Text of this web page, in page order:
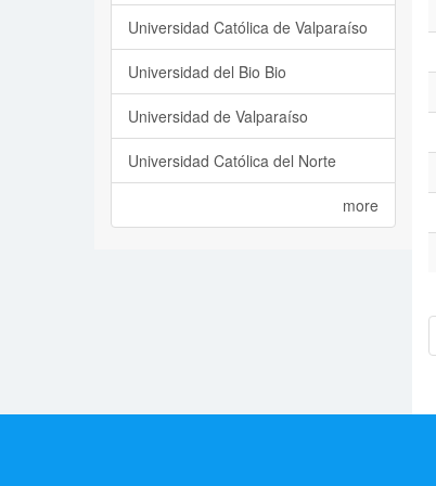
Universidad Católica de Valparaíso
Universidad del Bio Bio
Universidad de Valparaíso
Universidad Católica del Norte
more